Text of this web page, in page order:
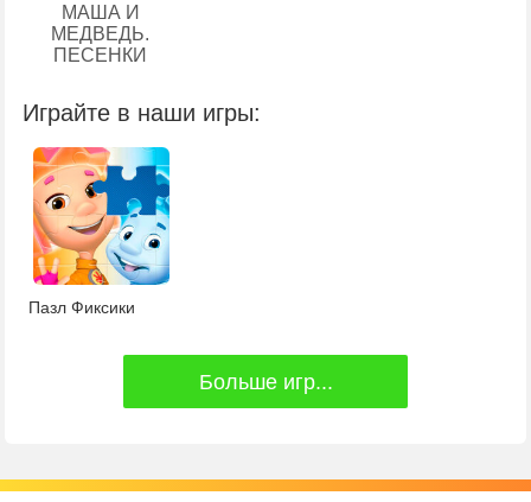
МАША И
МЕДВЕДЬ.
ПЕСЕНКИ
Играйте в наши игры:
Пазл Фиксики
Больше игр...